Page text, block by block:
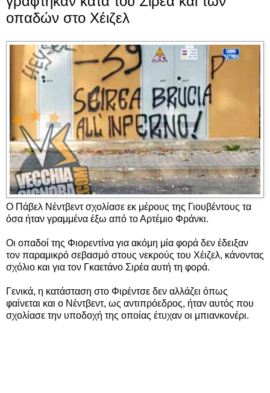
οπαδών στο Χέιζελ
Ο Πάβελ Νέντβεντ σχολίασε εκ μέρους της Γιουβέντους τα
όσα ήταν γραμμένα έξω από το Αρτέμιο Φράνκι.
Οι οπαδοί της Φιορεντίνα για ακόμη μία φορά δεν έδειξαν
τον παραμικρό σεβασμό στους νεκρούς του Χέιζελ, κάνοντας
σχόλιο και για τον Γκαετάνο Σιρέα αυτή τη φορά.
Γενικά, η κατάσταση στο Φιρέντσε δεν αλλάζει όπως
φαίνεται και ο Νέντβεντ, ως αντιπρόεδρος, ήταν αυτός που
σχολίασε την υποδοχή της οποίας έτυχαν οι μπιανκονέρι.